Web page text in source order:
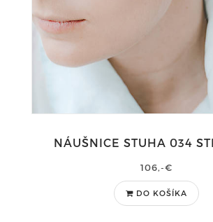
NÁUŠNICE STUHA 034
106,-€
DO KOŠÍKA